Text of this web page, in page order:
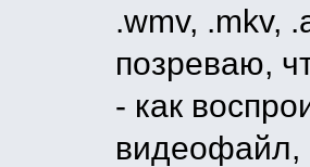
.wmv, .mkv,
позреваю,
- как
видеофайл,